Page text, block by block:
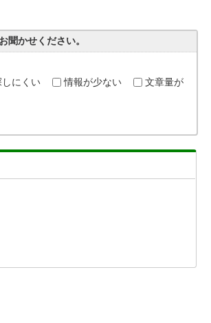
聞かせください。
にくい 情報が少ない
文章量が